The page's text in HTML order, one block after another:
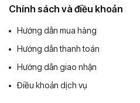
Chính sách và điều khoản
Hướng dẫn mua hàng
Hướng dẫn thanh toán
Hướng dẫn giao nhận
Điều khoản dịch vụ